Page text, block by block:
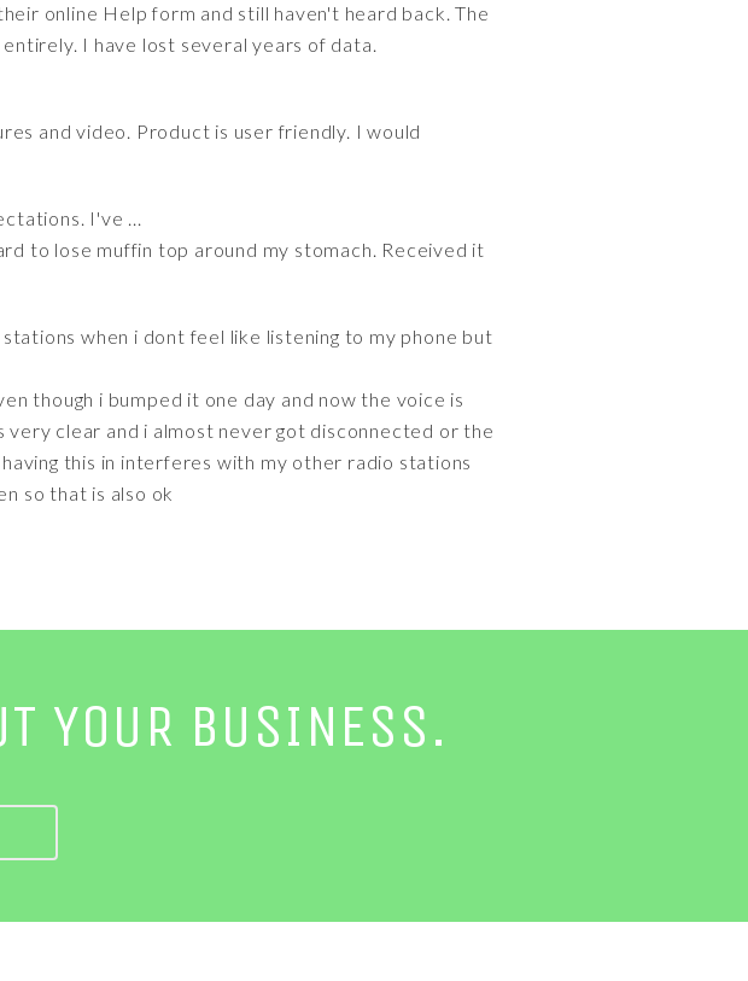
online Help form and still haven't heard back. The
I have lost several years of data.
and video. Product is user friendly. I would
I've ...
to lose muffin top around my stomach. Received it
when i dont feel like listening to my phone but
though i bumped it one day and now the voice is
very clear and i almost never got disconnected or the
this in interferes with my other radio stations
so that is also ok
YOUR BUSINESS.